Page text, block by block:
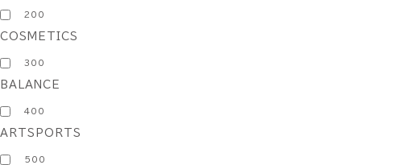
200
COSMETICS
300
BALANCE
400
ARTSPORTS
500